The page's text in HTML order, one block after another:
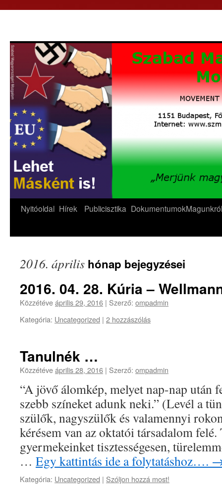
Kilépés
Nyitóoldal Hírek Publicisztika DokumentumokMagunkról
2016. április hónap bejegyzései
2016. 04. 28. Kúria –
Közzétéveáprilis 29, 2016 | Szerző: ompadmin
Kategória: Uncategorized | 2 hozzászólás
Tanulnék …
Közzétéveáprilis 28, 2016 | Szerző: ompadmin
“A jövő álomkép, melyet nap-nap után
szebb színeket adunk neki.” (Levél a
szülők, nagyszülők és valamennyi
kérésem van az oktatói társadalom felé.
gyermekeinket tisztességesen,
… Egy kattintás ide a folytatáshoz….
Kategória: Uncategorized | Szóljon hozzá most!